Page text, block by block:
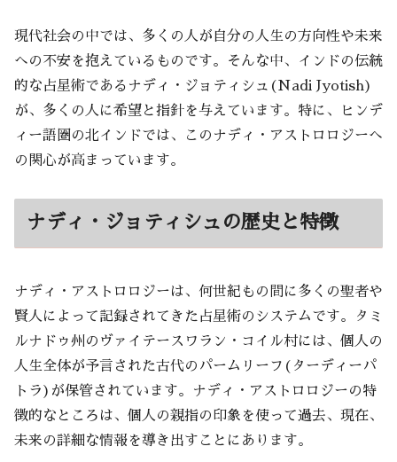
現代社会の中では、多くの人が自分の人生の方向性や未来
への不安を抱えているものです。そんな中、インドの伝統
的な占星術であるナディ・ジョティシュ(Nadi Jyotish)
が、多くの人に希望と指針を与えています。特に、ヒンデ
ィー語圏の北インドでは、このナディ・アストロロジーへ
の関心が高まっています。
ナディ・ジョティシュの歴史と特徴
ナディ・アストロロジーは、何世紀もの間に多くの聖者や
賢人によって記録されてきた占星術のシステムです。タミ
ルナドゥ州のヴァイテースワラン・コイル村には、個人の
人生全体が予言された古代のパームリーフ(ターディーパ
トラ)が保管されています。ナディ・アストロロジーの特
徴的なところは、個人の親指の印象を使って過去、現在、
未来の詳細な情報を導き出すことにあります。